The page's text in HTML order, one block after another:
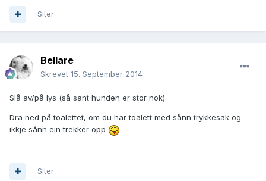
Siter
Bellare
Skrevet 15. September 2014
Slå av/på lys (så sant hunden er stor nok)
Dra ned på toalettet, om du har toalett med sånn trykkesak og
ikkje sånn ein trekker opp
Siter